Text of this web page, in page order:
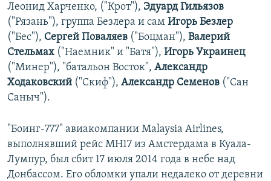
Леонид Харченко, ("Крот"), Эдуард Гильязов
("Рязань"), группа Безлера и сам Игорь Безлер
("Бес"), Сергей Поваляев ("Боцман"), Валерий
Стельмах ("Наемник" и "Батя"), Игорь Украинец
("Минер"), "батальон Восток", Александр
Ходаковский ("Скиф"), Александр Семенов ("Сан
Саныч").
"Боинг-777" авиакомпании Malaysia Airlines,
выполнявший рейс MH17 из Амстердама в Куала-
Лумпур, был сбит 17 июля 2014 года в небе над
Донбассом. Его обломки упали недалеко от деревни